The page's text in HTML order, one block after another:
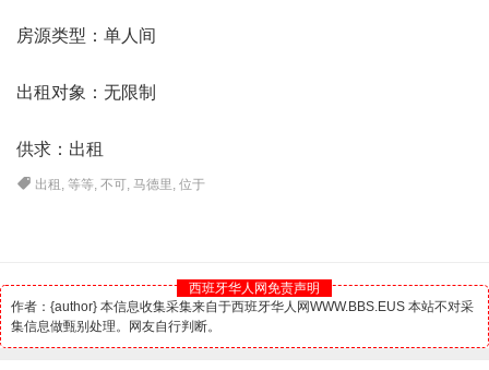
房源类型：单人间
出租对象：无限制
供求：出租
出租 ,等等,不可,马德里 ,位于
西班牙华人网免责声明
作者：{author} 本信息收集采集来自于西班牙华人网WWW.BBS.EUS 本站不对采
集信息做甄别处理。网友自行判断。